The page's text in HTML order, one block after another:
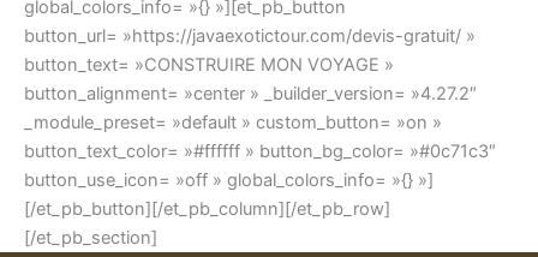
global_colors_info= »{} »][et_pb_button
button_url= »https://javaexotictour.com/devis-gratuit/ »
button_text= »CONSTRUIRE MON VOYAGE »
button_alignment= »center » _builder_version= »4.27.2″
_module_preset= »default » custom_button= »on »
button_text_color= »#ffffff » button_bg_color= »#0c71c3″
button_use_icon= »off » global_colors_info= »{} »]
[/et_pb_button][/et_pb_column][/et_pb_row]
[/et_pb_section]